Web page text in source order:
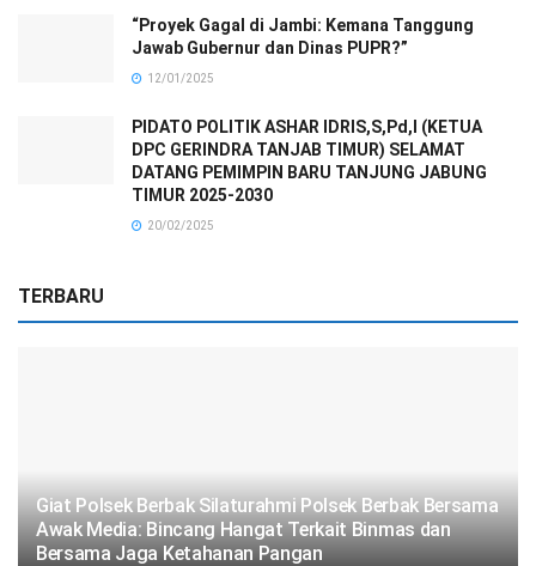
“Proyek Gagal di Jambi: Kemana Tanggung
Jawab Gubernur dan Dinas PUPR?”
12/01/2025
PIDATO POLITIK ASHAR IDRIS,S,Pd,I (KETUA
DPC GERINDRA TANJAB TIMUR) SELAMAT
DATANG PEMIMPIN BARU TANJUNG JABUNG
TIMUR 2025-2030
20/02/2025
TERBARU
Giat Polsek Berbak Silaturahmi Polsek Berbak Bersama
Awak Media: Bincang Hangat Terkait Binmas dan
Bersama Jaga Ketahanan Pangan